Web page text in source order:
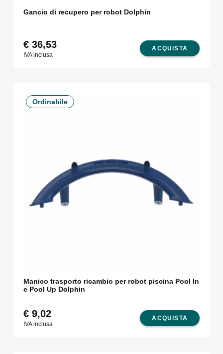
Gancio di recupero per robot Dolphin
ACQUISTA
€36,53
IVA inclusa
Ordinabile
Manico trasporto ricambio per robot piscina Pool In
e Pool Up Dolphin
ACQUISTA
€9,02
IVA inclusa